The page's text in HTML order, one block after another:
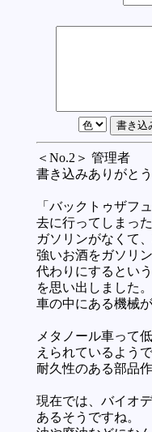
＜No.2＞ 管理者
書き込みありがと
「バックトゥザフ
去に行ってしまった
ガソリンがなくて
強いお酒をガソリ
代わりにするとい
を思い出しました。
車の中にある機械
メタノール車って
えられているようで
耐久性のある部品
現在では、バイオ
あるそうですね。